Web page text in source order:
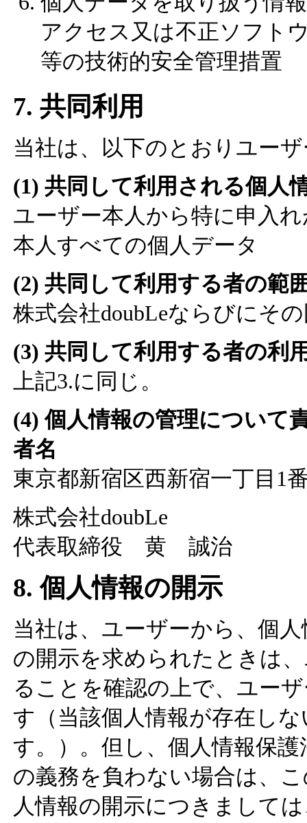
アクセス又は不正ソフト
等の技術的安全管理措置
7. 共同利用
当社は、以下のとおりユー
(1) 共同して利用される個人
ユーザー本人から特に申入
本人すべての個人データ
(2) 共同して利用する者の範
株式会社doubLeならびにそ
(3) 共同して利用する者の利
上記3.に同じ。
(4) 個人情報の管理について
者名
東京都新宿区西新宿一丁目1
株式会社doubLe
代表取締役 黄 誠治
8. 個人情報の開示
当社は、ユーザーから、個
の開示を求められたときは
ることを確認の上で、ユー
す（当該個人情報が存在し
す。）。但し、個人情報保
の義務を負わない場合は、
人情報の開示につきまして